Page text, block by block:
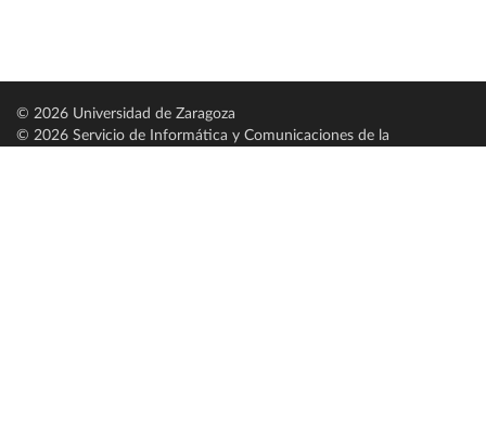
© 2026 Universidad de Zaragoza
© 2026 Servicio de Informática y Comunicaciones de la